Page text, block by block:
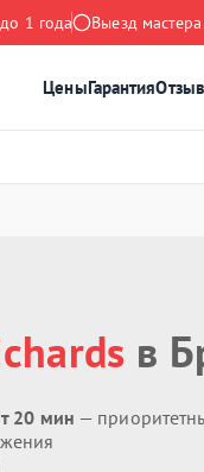
1 года Выезд
ЦеныГарантия
в
20 мин —